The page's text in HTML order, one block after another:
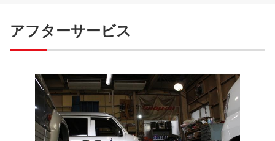
アフターサービス